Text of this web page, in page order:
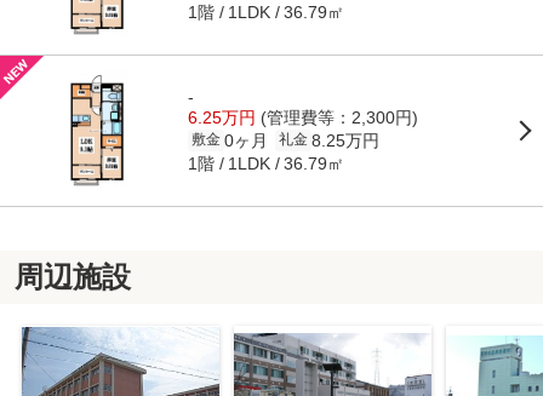
1階 1LDK 36.79㎡
-
6.25万円 (管理費等：2,300円)
敷金 0ヶ月 礼金 8.25万円
1階 1LDK 36.79㎡
周辺施設